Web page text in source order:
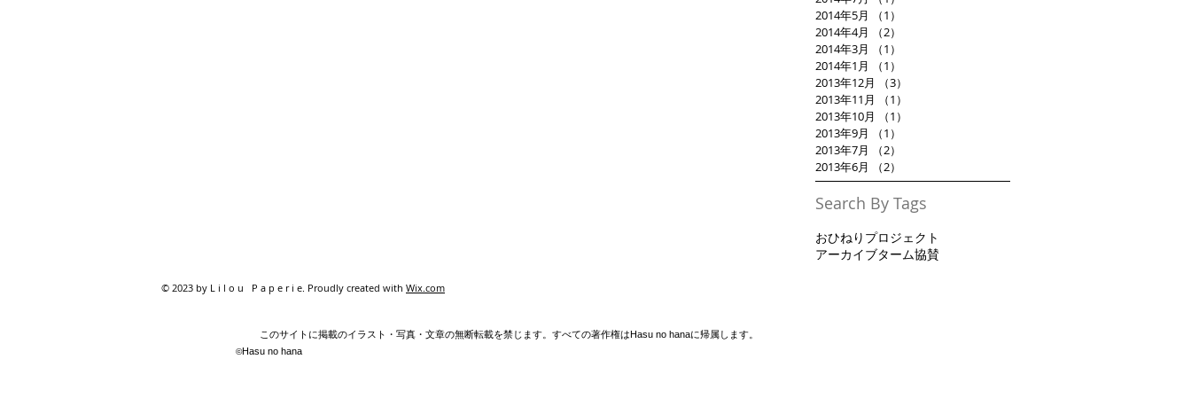
2014年5月
（1）
2014年4月
（2）
2014年3月
（1）
2014年1月
（1）
2013年12月
（3）
2013年11月
（1）
2013年10月
（1）
2013年9月
（1）
2013年7月
（2）
2013年6月
（2）
Search By Tags
おひねりプロジェクト
アーカイブターム協賛
© 2023 by L i l o u P a p e r i e. Proudly created with Wix.com
このサイトに掲載のイラスト・写真・文章の無断転載を禁じます。すべての著作権はHasu no hanaに帰属します。
©Hasu no hana